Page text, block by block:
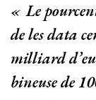
« Le
de les data
milliard
bineuse de